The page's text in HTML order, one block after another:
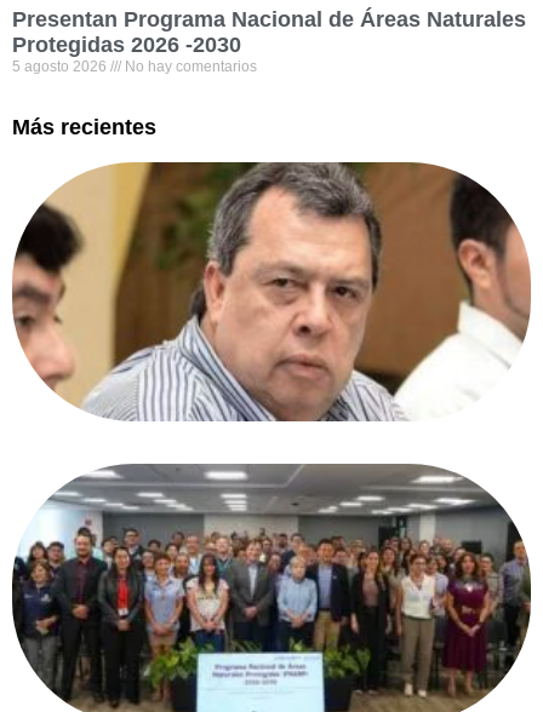
Presentan Programa Nacional de Áreas Naturales
Protegidas 2026 -2030
5 agosto 2026 No hay comentarios
Más recientes